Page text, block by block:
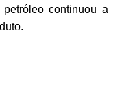
continuou a